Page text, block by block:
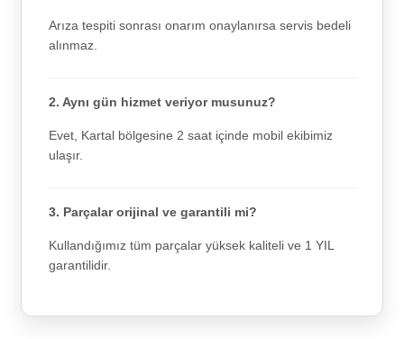
Arıza tespiti sonrası onarım onaylanırsa servis bedeli
alınmaz.
2. Aynı gün hizmet veriyor musunuz?
Evet, Kartal bölgesine 2 saat içinde mobil ekibimiz
ulaşır.
3. Parçalar orijinal ve garantili mi?
Kullandığımız tüm parçalar yüksek kaliteli ve 1 YIL
garantilidir.